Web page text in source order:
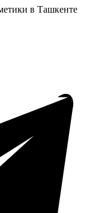
в Ташкенте